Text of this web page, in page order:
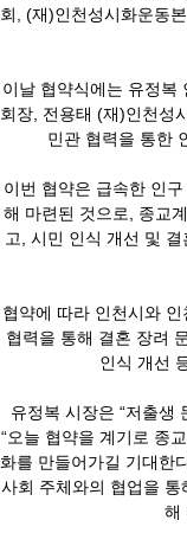
회, (재)인천성시화운동
이날 협약식에는 유정복
회장, 전용태 (재)인천성
민관 협력을 통한
이번 협약은 급속한 인
해 마련된 것으로, 종교
고, 시민 인식 개선 및
협약에 따라 인천시와
협력을 통해 결혼 장려
인식 개선
유정복 시장은 “저출생
“오늘 협약을 계기로 종
화를 만들어가길 기대한
사회 주체와의 협업을
해